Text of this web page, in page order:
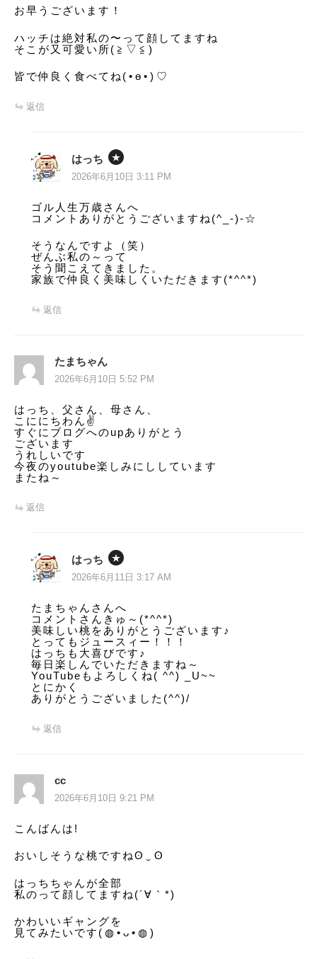
お早うございます！
ハッチは絶対私の〜って顔してますね
そこが又可愛い所(⁠≧⁠▽⁠≦⁠)
皆で仲良く食べてね(⁠•⁠ө⁠•⁠)⁠♡
返信
はっち
2026年6月10日 3:11 PM
ゴル人生万歳さんへ
コメントありがとうございますね(^_-)-☆
そうなんですよ（笑）
ぜんぶ私の～って
そう聞こえてきました。
家族で仲良く美味しくいただきます(*^^*)
返信
たまちゃん
2026年6月10日 5:52 PM
はっち、父さん、母さん、
こににちわん✌️
すぐにブログへのupありがとう
ございます
うれしいです
今夜のyoutube楽しみにししています
またね～
返信
はっち
2026年6月11日 3:17 AM
たまちゃんさんへ
コメントさんきゅ～(*^^*)
美味しい桃をありがとうございます♪
とってもジュースィー！！！
はっちも大喜びです♪
毎日楽しんでいただきますね～
YouTubeもよろしくね( ^^) _U~~
とにかく
ありがとうございました(^^)/
返信
cc
2026年6月10日 9:21 PM
こんばんは!
おいしそうな桃ですねʘ⁠‿⁠ʘ
はっちちゃんが全部
私のって顔してますね(´∀｀*)
かわいいギャングを
見てみたいです(⁠◍⁠•⁠ᴗ⁠•⁠◍⁠)